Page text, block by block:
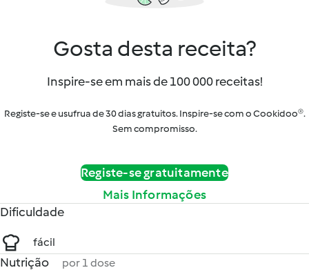
Gosta desta receita?
Inspire-se em mais de 100 000 receitas!
Registe-se e usufrua de 30 dias gratuitos. Inspire-se com o Cookidoo®.
Sem compromisso.
Registe-se gratuitamente
Mais Informações
Dificuldade
fácil
Nutrição por 1 dose